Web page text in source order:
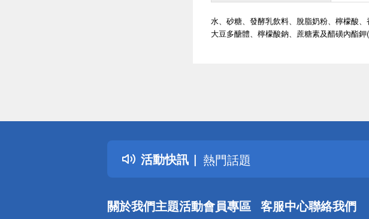
水、砂糖、發酵乳飲料、脫脂奶粉、檸檬酸、
大豆多醣體、檸檬酸鈉、蔗糖素及醋磺內酯鉀
活動快訊
詐騙網頁！請小心！
得獎公告
熱門話題
銀行優惠
詐騙網頁！請小心！
關於我們主題活動會員專區 客服中心聯絡我們